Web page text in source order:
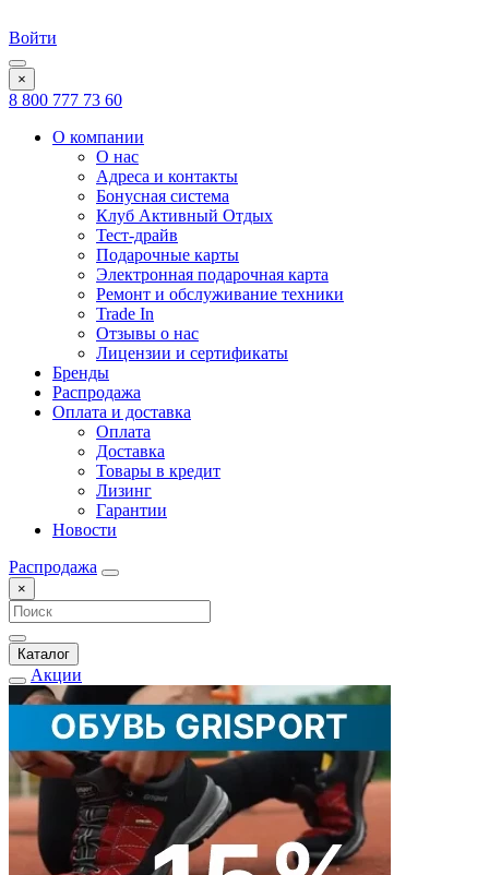
Войти
×
8 800 777 73 60
О компании
О нас
Адреса и контакты
Бонусная система
Клуб Активный Отдых
Тест-драйв
Подарочные карты
Электронная подарочная карта
Ремонт и обслуживание техники
Trade In
Отзывы о нас
Лицензии и сертификаты
Бренды
Распродажа
Оплата и доставка
Оплата
Доставка
Товары в кредит
Лизинг
Гарантии
Новости
Распродажа
×
Каталог
Акции